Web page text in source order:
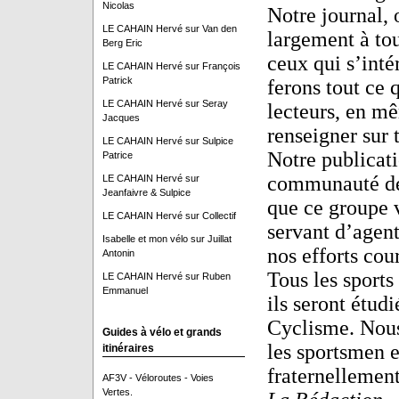
Nicolas
LE CAHAIN Hervésur Van den
Berg Eric
LE CAHAIN Hervésur François
Patrick
LE CAHAIN Hervésur Seray
Jacques
LE CAHAIN Hervésur Sulpice
Patrice
LE CAHAIN Hervésur
Jeanfaivre & Sulpice
LE CAHAIN Hervésur Collectif
Isabelle et mon vélosur Juillat
Antonin
LE CAHAIN Hervésur Ruben
Emmanuel
Guides à vélo et grands
itinéraires
AF3V - Véloroutes - Voies
Vertes.
Notre journal,
largement à
ceux qui
ferons tout ce
lecteurs, en
renseigner
Notre
communauté
que ce
servant
nos efforts
Tous les
ils seront
Cyclisme.
les sportsmen